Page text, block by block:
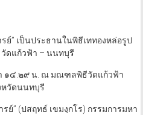
ย์” เป็นประธานในพิธีเททองหล่อรูป
ดแก้วฟ้า – นนทบุรี
๑๔.๒๙ น. ณ มณฑลพิธีวัดแก้วฟ้า
หวัดนนทบุรี
ย์” (ปสฤทธ์ เขมงฺกโร) กรรมการมหา